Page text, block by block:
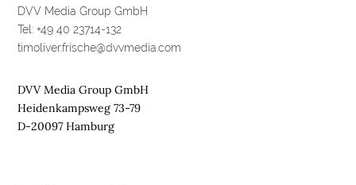
DVV Media Group GmbH
Tel: +49 40 23714-132
timoliver.frische@dvvmedia.com
DVV Media Group GmbH
Heidenkampsweg 73-79
D-20097 Hamburg